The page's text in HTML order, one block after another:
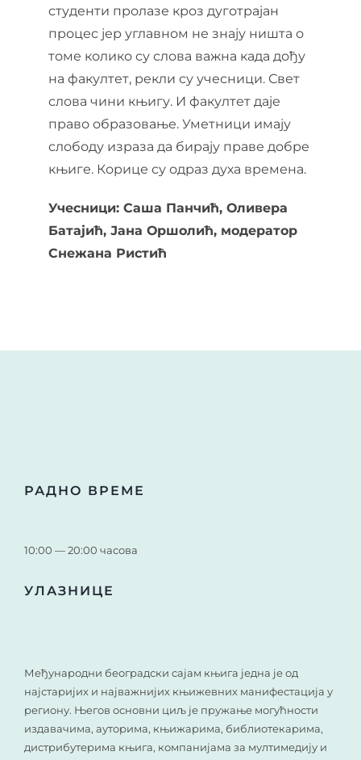
студенти пролазе кроз дуготрајан
процес јер углавном не знају ништа о
томе колико су слова важна када дођу
на факултет, рекли су учесници. Свет
слова чини књигу. И факултет даје
право образовање. Уметници имају
слободу израза да бирају праве добре
књиге. Корице су одраз духа времена.
Учесници: Саша Панчић, Оливера
Батајић, Јана Оршолић, модератор
Снежана Ристић
РАДНО ВРЕМЕ
10:00 — 20:00 часова
УЛАЗНИЦЕ
Међународни београдски сајам књига једна је од
најстаријих и најважнијих књижевних манифестација у
региону. Његов основни циљ је пружање могућности
издавачима, ауторима, књижарима, библиотекарима,
дистрибутерима књига, компанијама за мултимедију и